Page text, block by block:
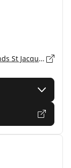
Carrefourue de Croix Mesnil Zone du Fonds St Jacques, 59750 FEIGNIES